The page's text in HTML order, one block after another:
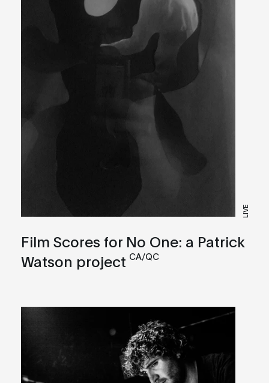
LIVE
Film Scores for No One: a Patrick
Watson project CA/QC